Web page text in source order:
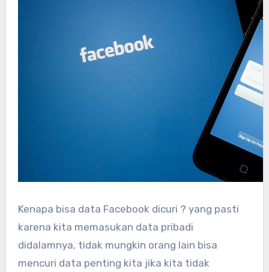
Kenapa bisa data Facebook dicuri ? yang pasti
karena kita memasukan data pribadi
didalamnya, tidak mungkin orang lain bisa
mencuri data penting kita jika kita tidak